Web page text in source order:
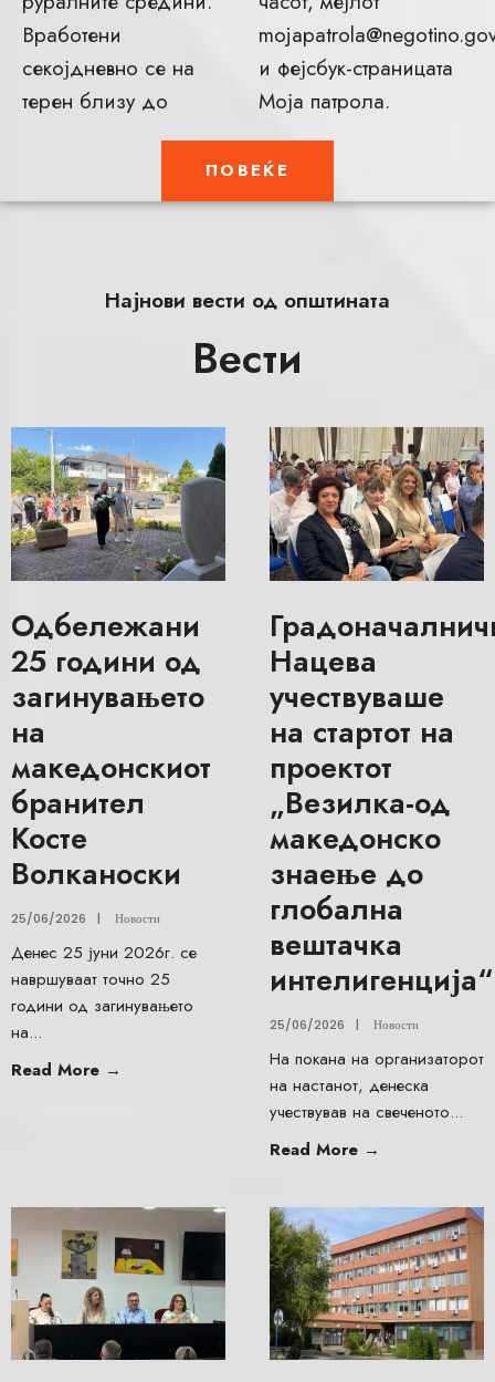
Вработени
секојдневно се на
терен близу до
и фејсбук-страницата
Моја патрола.
ПОВЕЌЕ
Најнови вести од општината
Вести
Одбележани
25 години од
загинувањето
на
македонскиот
бранител
Косте
Волканоски
25/06/2026 | Новости
Денес 25 јуни 2026г. се
навршуваат точно 25
години од загинувањето
на...
Read More →
Нацева
учествуваше
на стартот на
проектот
„Везилка-од
македонско
знаење до
глобална
вештачка
интелигенција“
25/06/2026 | Новости
На покана на организаторот
на настанот, денеска
учествував на свеченото...
Read More →